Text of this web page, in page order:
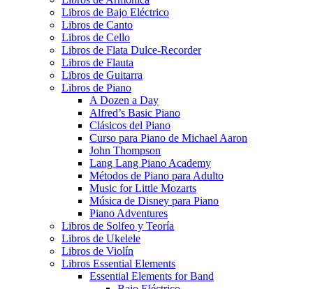
Libros de Bajo Eléctrico
Libros de Canto
Libros de Cello
Libros de Flata Dulce-Recorder
Libros de Flauta
Libros de Guitarra
Libros de Piano
A Dozen a Day
Alfred’s Basic Piano
Clásicos del Piano
Curso para Piano de Michael Aaron
John Thompson
Lang Lang Piano Academy
Métodos de Piano para Adulto
Music for Little Mozarts
Música de Disney para Piano
Piano Adventures
Libros de Solfeo y Teoría
Libros de Ukelele
Libros de Violín
Libros Essential Elements
Essential Elements for Band